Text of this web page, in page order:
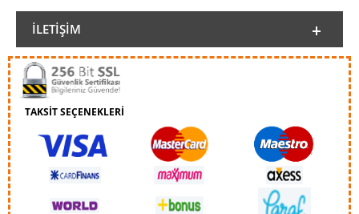
İLETIŞIM
TAKSİT SEÇENEKLERİ